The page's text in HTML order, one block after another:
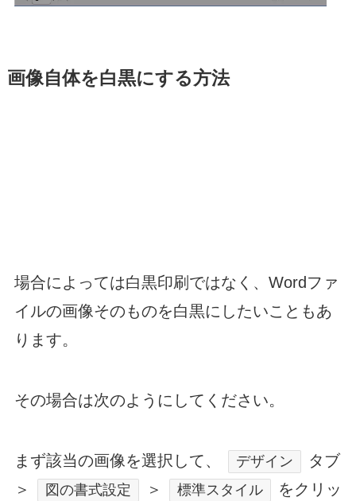
画像自体を白黒にする方法
場合によっては白黒印刷ではなく、Wordファ
イルの画像そのものを白黒にしたいこともあ
ります。
その場合は次のようにしてください。
まず該当の画像を選択して、 デザイン
タブ
＞
図の書式設定 ＞ 標準スタイル をクリッ